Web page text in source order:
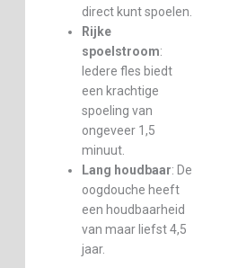
direct kunt spoelen.
Rijke
spoelstroom:
Iedere fles biedt
een krachtige
spoeling van
ongeveer 1,5
minuut.
Lang houdbaar: De
oogdouche heeft
een houdbaarheid
van maar liefst 4,5
jaar.